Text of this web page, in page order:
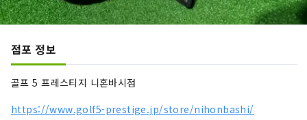
점포 정보
골프 5 프레스티지 니혼바시점
https://www.golf5-prestige.jp/store/nihonbashi/